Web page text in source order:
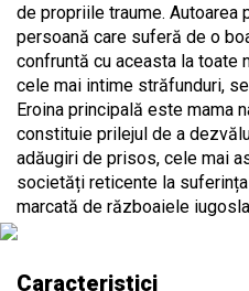
de propriile traume. Autoarea
persoană care suferă de o
confruntă cu aceasta la toate
cele mai intime străfunduri,
Eroina principală este mama
constituie prilejul de a
adăugiri de prisos, cele mai
societăți reticente la
marcată de războaiele
Caracteristici